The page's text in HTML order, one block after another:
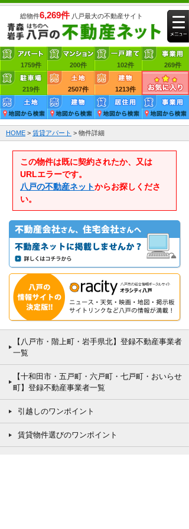
総物件6,269件八戸最大の不動産サイト
賃貸アパート
1759件 賃貸マンション
200件 賃貸一戸建て
102件 269件
賃貸事業用
219件 売買土地
2507件 売買建物
1213件
HOME > 賃貸アパート > 物件詳細
この物件は既に契約されたか、又は
URLエラーです。
八戸の不動産ネットからお探しくださ
い。
【八戸市・階上町・岩手県北】登録不動産事業者
一覧
【十和田市・五戸町・六戸町・七戸町・おいらせ
町】登録不動産事業者一覧
引越しのワンポイント
賃貸物件選びのワンポイント